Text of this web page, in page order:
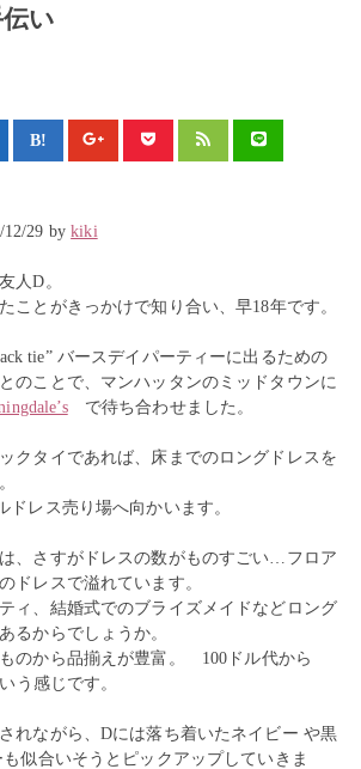
い
12/29 bykiki
人D。
ことがきっかけで知り合い、早18年です。
tie” バースデイパーティーに出るための
のことで、マンハッタンのミッドタウンに
で待ち合わせました。
クタイであれば、床までのロングドレスを
。
ドレス売り場へ向かいます。
、さすがドレスの数がものすごい…フロア
ドレスで溢れています。
ィ、結婚式でのブライズメイドなどロング
るからでしょうか。
のから品揃えが豊富。 100ドル代から
う感じです。
れながら、Dには落ち着いたネイビー や黒
似合いそうとピックアップしていきま